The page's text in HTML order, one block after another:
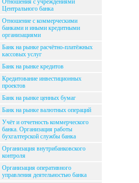
Отношения с учреждениями
Центрального банка
Отношение с коммерческими
банками и иными кредитными
организациями
Банк на рынке расчётно-платёжных
кассовых услуг
Банк на рынке кредитов
Кредитование инвестиционных
проектов
Банк на рынке ценных бумаг
Банк на рынке валютных операций
Учёт и отчетность коммерческого
банка. Организация работы
бухгалтерской службы банка
Организация внутрибанковского
контроля
Организация оперативного
управления деятельностью банка